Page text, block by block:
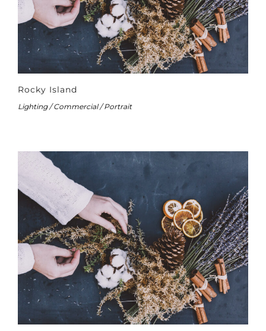
Rocky Island
Lighting / Commercial / Portrait